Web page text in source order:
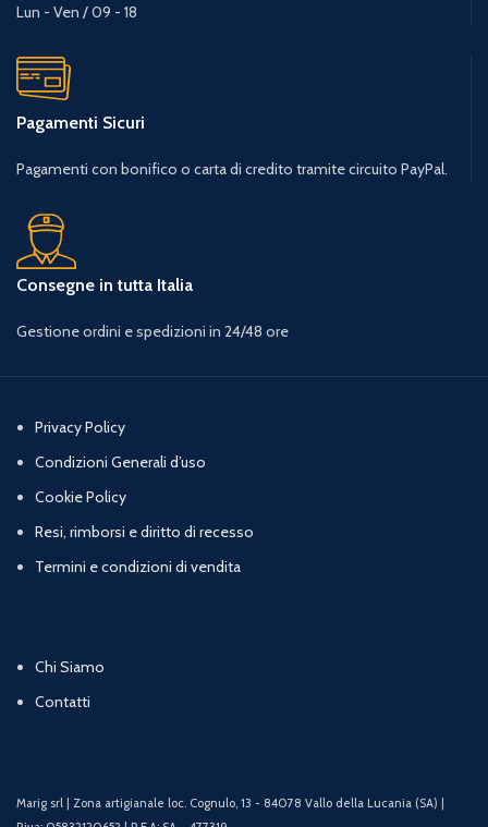
Lun - Ven / 09 - 18
Pagamenti Sicuri
Pagamenti con bonifico o carta di credito tramite circuito PayPal.
Consegne in tutta Italia
Gestione ordini e spedizioni in 24/48 ore
Privacy Policy
Condizioni Generali d’uso
Cookie Policy
Resi, rimborsi e diritto di recesso
Termini e condizioni di vendita
Chi Siamo
Contatti
Marig srl | Zona artigianale loc. Cognulo, 13 - 84078 Vallo della Lucania (SA) |